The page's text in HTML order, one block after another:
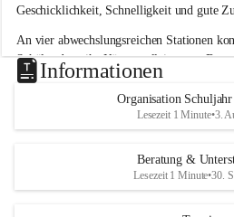
u
e
g
g
Geschicklichkeit, Schnelligkeit und gute
An vier abwechslungsreichen Stationen
Schüler dann ihr Können allein unter
waren Geduld und Fingerspitzengefühl
Zielschießen mit Wasserpistolen oder
bewiesen werden musste.
Niemand blieb trocken, und die Kinder
Abkühlung bei sommerlichen
Informationen
Organisation
Lesezeit 1 Minute•3.
Beratung &
Lesezeit 1 Minute•30.